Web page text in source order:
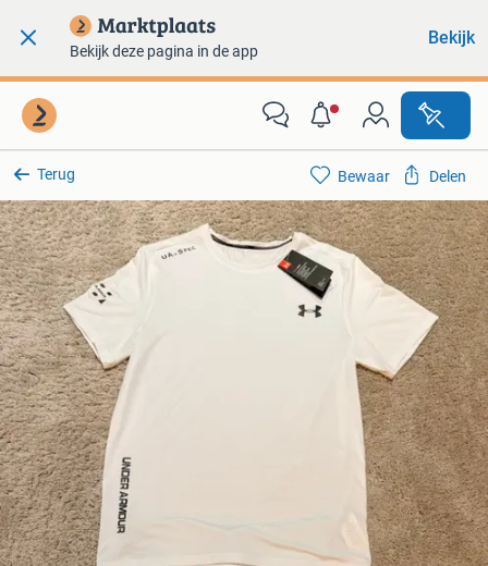
Bekijk deze pagina in de app
Bekijk
Terug Bewaar Delen